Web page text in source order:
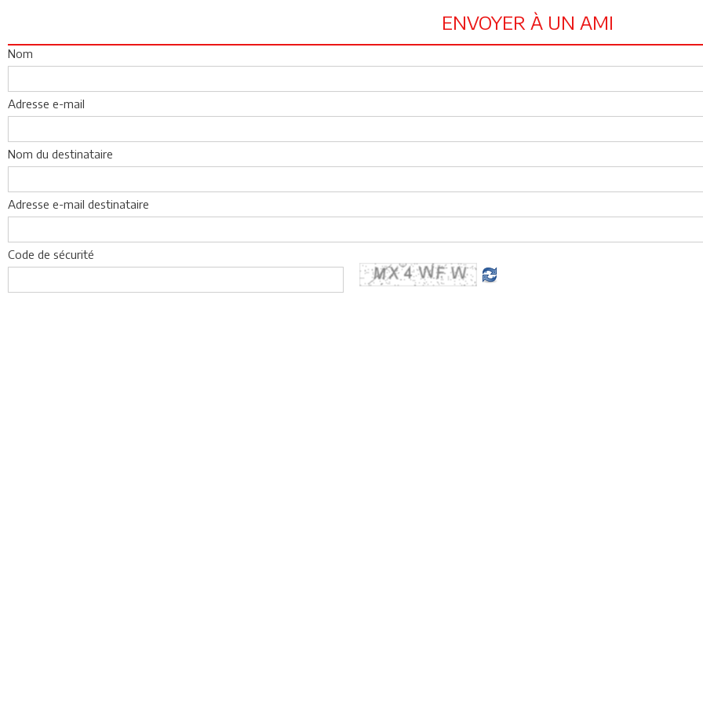
ENVOYER À UN AMI
Nom
Adresse e-mail
Nom du destinataire
Adresse e-mail destinataire
Code de sécurité